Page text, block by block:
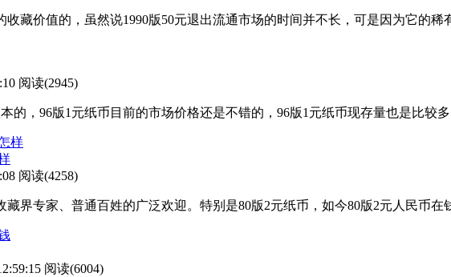
价值的，虽然说1990版50元退出流通市场的时间并不长，可是因为它的稀
阅读(2945)
，96版1元纸币目前的市场价格还是不错的，96版1元纸币现存量也是比较
阅读(4258)
专家、普通百姓的广泛欢迎。特别是80版2元纸币，如今80版2元人民币在
阅读(6004)